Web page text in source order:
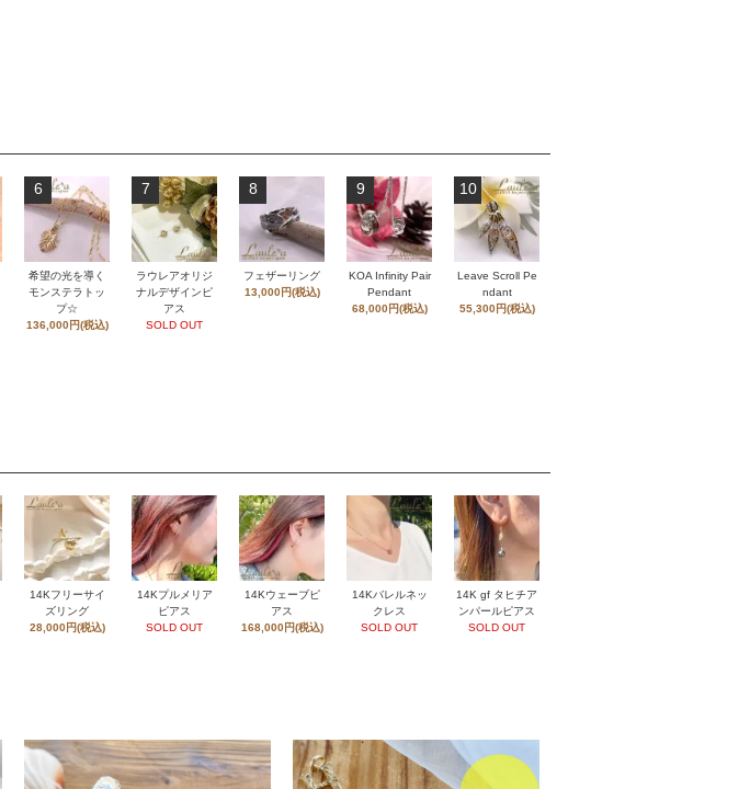
6
希望の光を導く
モンステラトッ
プ☆
136,000円(税込)
7
ラウレアオリジ
ナルデザインピ
アス
SOLD OUT
8
フェザーリング
13,000円(税込)
9
KOA Infinity Pair
Pendant
68,000円(税込)
10
Leave Scroll Pe
ndant
55,300円(税込)
14Kフリーサイ
ズリング
28,000円(税込)
14Kプルメリア
ピアス
SOLD OUT
14Kウェーブピ
アス
168,000円(税込)
14Kバレルネッ
クレス
SOLD OUT
14K gf タヒチア
ンパールピアス
SOLD OUT